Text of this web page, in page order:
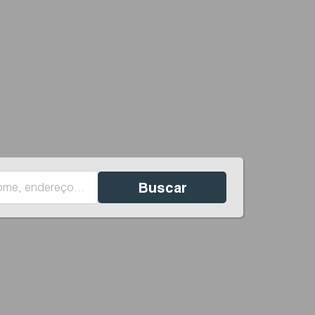
Buscar